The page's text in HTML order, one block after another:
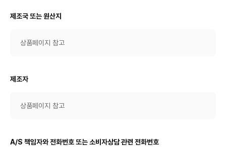
제조국 또는 원산지
상품페이지 참고
제조자
상품페이지 참고
A/S 책임자와 전화번호 또는 소비자상담 관련 전화번호